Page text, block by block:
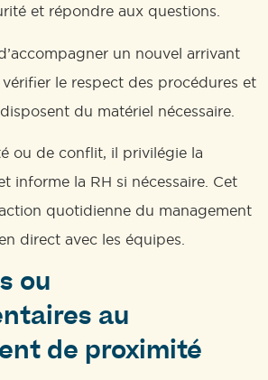
et répondre aux questions.
un nouvel arrivant
le respect des procédures et
du matériel nécessaire.
ou de conflit, il privilégie la
informe la RH si nécessaire. Cet
quotidienne du management
direct avec les équipes.
ou
au
de proximité